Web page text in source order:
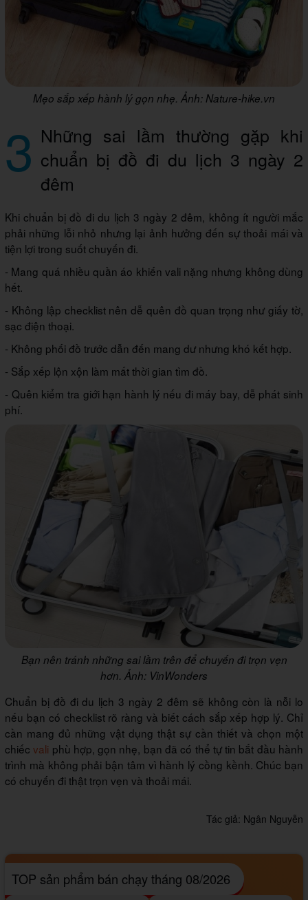
Mẹo sắp xếp hành lý gọn nhẹ. Ảnh: Nature-hike.vn
3 Những sai lầm thường gặp khi
chuẩn bị đồ đi du lịch 3 ngày 2
đêm
Khi chuẩn bị đồ đi du lịch 3 ngày 2 đêm, không ít người mắc
phải những lỗi nhỏ nhưng lại ảnh hưởng đến sự thoải mái và
tiện lợi trong suốt chuyến đi.
- Mang quá nhiều quần áo khiến vali nặng nhưng không dùng
hết.
- Không lập checklist nên dễ quên đồ quan trọng như giấy tờ,
sạc điện thoại.
- Không phối đồ trước dẫn đến mang dư nhưng khó kết hợp.
- Sắp xếp lộn xộn làm mất thời gian tìm đồ.
- Quên kiểm tra giới hạn hành lý nếu đi máy bay, dễ phát sinh
phí.
Bạn nên tránh những sai lầm trên để chuyến đi trọn vẹn
hơn. Ảnh: VinWonders
Chuẩn bị đồ đi du lịch 3 ngày 2 đêm sẽ không còn là nỗi lo
nếu bạn có checklist rõ ràng và biết cách sắp xếp hợp lý. Chỉ
cần mang đủ những vật dụng thật sự cần thiết và chọn một
chiếcvali phù hợp, gọn nhẹ, bạn đã có thể tự tin bắt đầu hành
trình mà không phải bận tâm vì hành lý cồng kềnh. Chúc bạn
có chuyến đi thật trọn vẹn và thoải mái.
Tác giả: Ngân Nguyễn
TOP sản phẩm bán chạy tháng 08/2026